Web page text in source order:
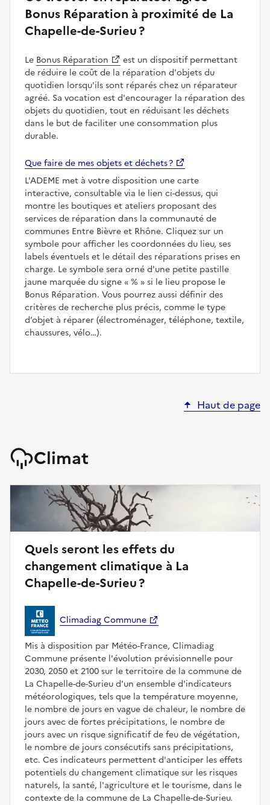
Bonus Réparation à proximité de La
Chapelle-de-Surieu ?
Le Bonus Réparation
est un dispositif permettant
de réduire le coût de la réparation d'objets du
quotidien lorsqu'ils sont réparés chez un réparateur
agréé. Sa vocation est d'encourager la réparation des
objets du quotidien, tout en réduisant les déchets
dans le but de faciliter une consommation plus
durable.
Que faire de mes objets et déchets ?
L'ADEME met à votre disposition une carte
interactive, consultable via le lien ci-dessus, qui
montre les boutiques et ateliers proposant des
services de réparation dans la communauté de
communes Entre Bièvre et Rhône. Cliquez sur un
symbole pour afficher les coordonnées du lieu, ses
labels éventuels et le détail des réparations prises en
charge. Le symbole sera orné d'une petite pastille
jaune marquée du signe
%
si le lieu propose le
Bonus Réparation. Vous pourrez aussi définir des
critères de recherche plus précis, comme le type
d’objet à réparer (électroménager, téléphone, textile,
chaussures, vélo…).
Haut de page
Climat
Quels seront les effets du
changement climatique à La
Chapelle-de-Surieu ?
Climadiag Commune
Mis à disposition par Météo-France, Climadiag
Commune présente l'évolution prévisionnelle pour
2030, 2050 et 2100 sur le territoire de la commune de
La Chapelle-de-Surieu d'un ensemble d'indicateurs
météorologiques, tels que la température moyenne,
le nombre de jours en vague de chaleur, le nombre de
jours avec de fortes précipitations, le nombre de
jours avec un risque significatif de feu de végétation,
le nombre de jours consécutifs sans précipitations,
etc. Ces indicateurs permettent d'anticiper les effets
potentiels du changement climatique sur les risques
naturels, la santé, l'agriculture et le tourisme, dans le
contexte de la commune de La Chapelle-de-Surieu.